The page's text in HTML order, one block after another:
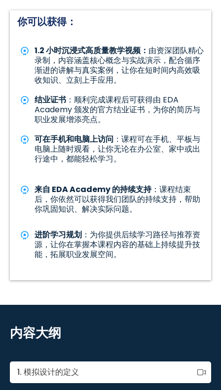
你可以获得：
1.2 小时沉浸式高质量教学视频： 由资深团队精心
录制，内容涵盖核心概念与实战演示，配合循序
渐进的讲解与真实案例，让你在短时间内高效吸
收知识、立刻上手应用。
结业证书 ：顺利完成课程后可获得由 EDA
Academy 颁发的官方结业证书，为你的简历与
职业发展增添亮点。
可在手机和电脑上访问 ：课程可在手机、平板与
电脑上随时观看，让你无论在办公室、家中或出
行途中，都能轻松学习。
来自 EDA Academy 的持续支持：课程结束
后，你依然可以获得我们团队的持续支持，帮助
你巩固知识、解决实际问题。
进阶学习规划 ：为你提供后续学习路径与推荐资
源，让你在掌握本课程内容的基础上持续提升技
能，拓展职业发展空间。
内容大纲
1. 模拟设计的定义